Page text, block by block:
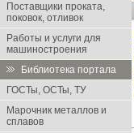
Поставщики проката,
поковок, отливок
Работы и услуги для
машиностроения
Библиотека портала
ГОСТы, ОСТы, ТУ
Марочник металлов и
сплавов